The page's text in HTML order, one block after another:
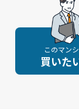
このマン
買いた